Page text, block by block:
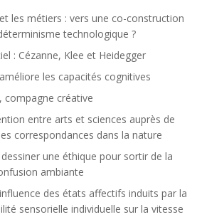
les métiers : vers une co-construction
technologique ?
: Cézanne, Klee et Heidegger
les capacités cognitives
compagne créative
entre arts et sciences auprès de
correspondances dans la nature
une éthique pour sortir de la
ambiante
des états affectifs induits par la
sensorielle individuelle sur la vitesse